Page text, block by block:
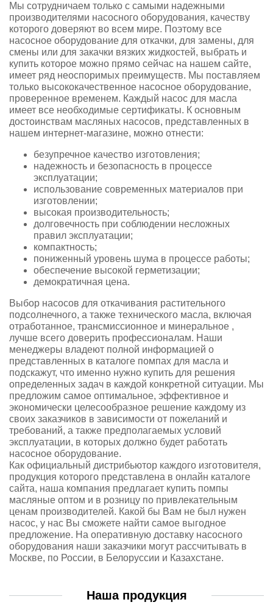
Мы сотрудничаем только с самыми надежными
производителями насосного оборудования, качеству
которого доверяют во всем мире. Поэтому все
насосное оборудование для откачки, для замены, для
смены или для закачки вязких жидкостей, выбрать и
купить которое можно прямо сейчас на нашем сайте,
имеет ряд неоспоримых преимуществ. Мы поставляем
только высококачественное насосное оборудование,
проверенное временем. Каждый насос для масла
имеет все необходимые сертификаты. К основным
достоинствам масляных насосов, представленных в
нашем интернет-магазине, можно отнести:
безупречное качество изготовления;
надежность и безопасность в процессе
эксплуатации;
использование современных материалов при
изготовлении;
высокая производительность;
долговечность при соблюдении несложных
правил эксплуатации;
компактность;
пониженный уровень шума в процессе работы;
обеспечение высокой герметизации;
демократичная цена.
Выбор насосов для откачивания растительного
подсолнечного, а также технического масла, включая
отработанное, трансмиссионное и минеральное ,
лучше всего доверить профессионалам. Наши
менеджеры владеют полной информацией о
представленных в каталоге помпах для масла и
подскажут, что именно нужно купить для решения
определенных задач в каждой конкретной ситуации. Мы
предложим самое оптимальное, эффективное и
экономически целесообразное решение каждому из
своих заказчиков в зависимости от пожеланий и
требований, а также предполагаемых условий
эксплуатации, в которых должно будет работать
насосное оборудование.
Как официальный дистрибьютор каждого изготовителя,
продукция которого представлена в онлайн каталоге
сайта, наша компания предлагает купить помпы
масляные оптом и в розницу по привлекательным
ценам производителей. Какой бы Вам не был нужен
насос, у нас Вы сможете найти самое выгодное
предложение. На оперативную доставку насосного
оборудования наши заказчики могут рассчитывать в
Москве, по России, в Белоруссии и Казахстане.
Наша продукция